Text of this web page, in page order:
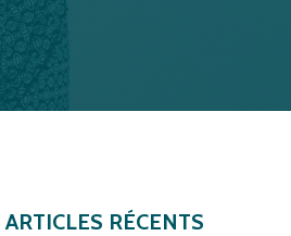
ARTICLES RÉCENTS